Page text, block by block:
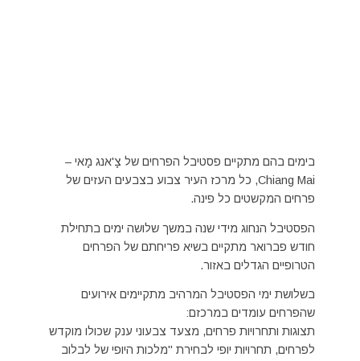
בימים בהם מתקיים פסטיבל הפרחים של צָ'אנג מָאי –
Chiang Mai, כל מרכז העיר צבוע בצבעים העזים של
פרחים המקשטים כל פינה.
הפסטיבל הנחוג מידי שנה במשך שלושה ימים בתחילת
חודש פברואר מתקיים בשיא פריחתם של הפרחים
הטרופיים הגדלים באזור.
בשלושת ימי הפסטיבל המרהיב מתקיימים אירועים
שהפרחים עומדים במרכזם:
תצוגות ותחרויות פרחים, מצעד צבעוני ענק שכולו מוקדש
לפרחים, תחרויות יופי לבחירת "מלכות היופי של לבלוב